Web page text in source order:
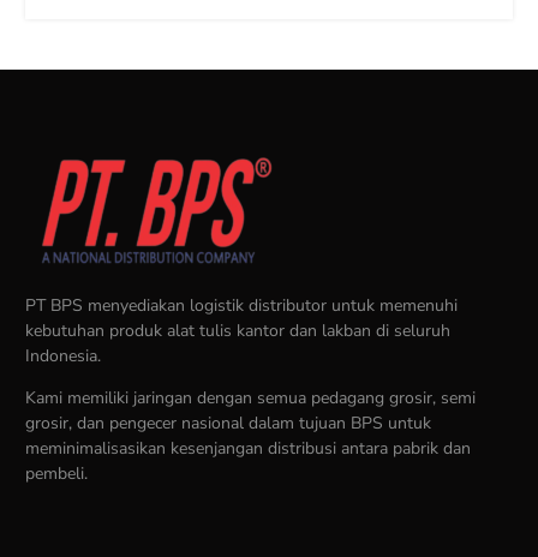
PT BPS menyediakan logistik distributor untuk memenuhi
kebutuhan produk alat tulis kantor dan lakban di seluruh
Indonesia.
Kami memiliki jaringan dengan semua pedagang grosir, semi
grosir, dan pengecer nasional dalam tujuan BPS untuk
meminimalisasikan kesenjangan distribusi antara pabrik dan
pembeli.